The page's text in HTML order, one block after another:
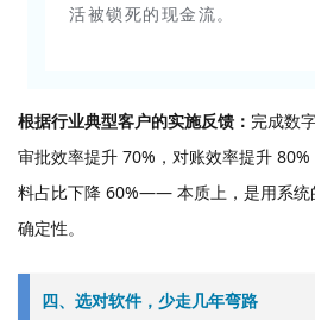
活被锁死的现金流。
根据行业典型客户的实施反馈： 完成数
审批效率提升 70%，对账效率提升
料占比下降 60%—— 本质上，是用系统
确定性。
四、选对软件，少走几年弯路